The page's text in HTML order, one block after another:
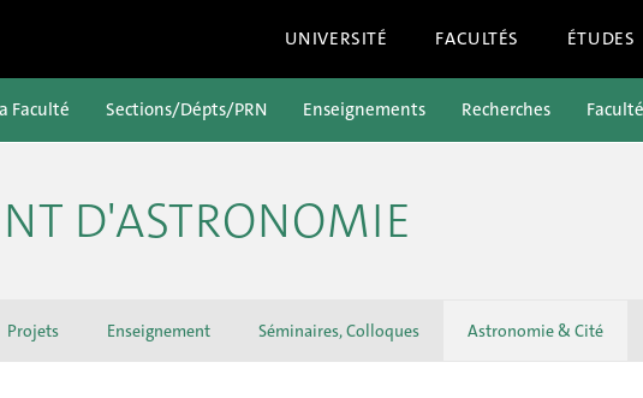
UNIVERSITÉ FACULTÉS ÉTUDES
Faculté Sections/Dépts/PRN Enseignements Recherches
D'ASTRONOMIE
Projets Enseignement Séminaires, Colloques Astronomie & Cité